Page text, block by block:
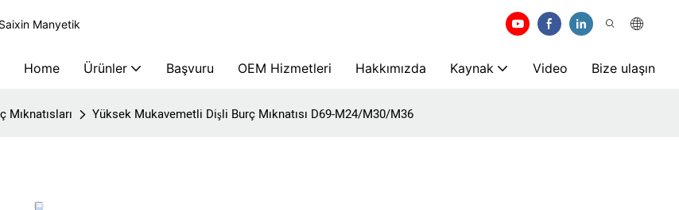
Manyetik
Home Ürünler Başvuru OEM Hizmetleri Hakkımızda Kaynak Video Bize ulaşın
Mıknatısları Yüksek Mukavemetli Dişli Burç Mıknatısı D69-M24/M30/M36